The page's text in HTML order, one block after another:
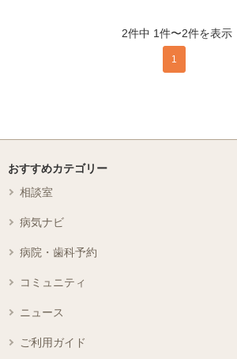
2件中 1件〜2件を表示
1
おすすめカテゴリー
相談室
病気ナビ
病院・歯科予約
コミュニティ
ニュース
ご利用ガイド